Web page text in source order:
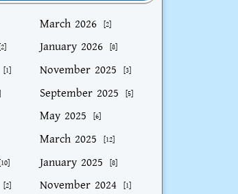
March 2026 [2]
[2] January 2026 [8]
[1] November 2025 [3]
September 2025 [5]
May 2025 [6]
March 2025 [12]
[10] January 2025 [8]
[2] November 2024 [1]